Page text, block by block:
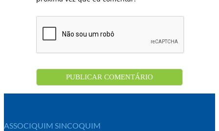
ASSOCIQUIM SINCOQUIM